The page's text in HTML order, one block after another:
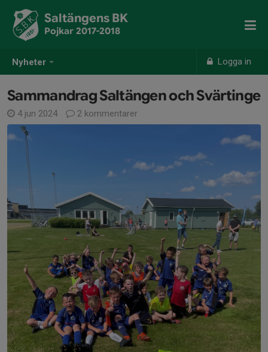
Nyheter Logga in
Saltängens BK
Pojkar 2017-2018
Sammandrag Saltängen och Svärtinge
4 jun 2024 2 kommentarer